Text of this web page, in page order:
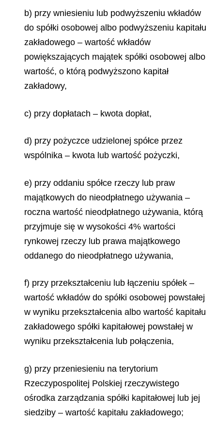
b) przy wniesieniu lub podwyższeniu wkładów
do spółki osobowej albo podwyższeniu kapitału
zakładowego – wartość wkładów
powiększających majątek spółki osobowej albo
wartość, o którą podwyższono kapitał
zakładowy,
c) przy dopłatach – kwota dopłat,
d) przy pożyczce udzielonej spółce przez
wspólnika – kwota lub wartość pożyczki,
e) przy oddaniu spółce rzeczy lub praw
majątkowych do nieodpłatnego używania –
roczna wartość nieodpłatnego używania, którą
przyjmuje się w wysokości 4% wartości
rynkowej rzeczy lub prawa majątkowego
oddanego do nieodpłatnego używania,
f) przy przekształceniu lub łączeniu spółek –
wartość wkładów do spółki osobowej powstałej
w wyniku przekształcenia albo wartość kapitału
zakładowego spółki kapitałowej powstałej w
wyniku przekształcenia lub połączenia,
g) przy przeniesieniu na terytorium
Rzeczypospolitej Polskiej rzeczywistego
ośrodka zarządzania spółki kapitałowej lub jej
siedziby – wartość kapitału zakładowego;